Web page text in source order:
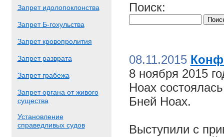
Запрет идолопоклонства
Запрет Б-гохульства
Запрет кровопролития
Запрет разврата
Запрет грабежа
Запрет органа от живого
существа
Установление
справедливых судов
Поиск:
08.11.2015
8 ноября 2015
Ноах
Бней Ноах.
Выступили с